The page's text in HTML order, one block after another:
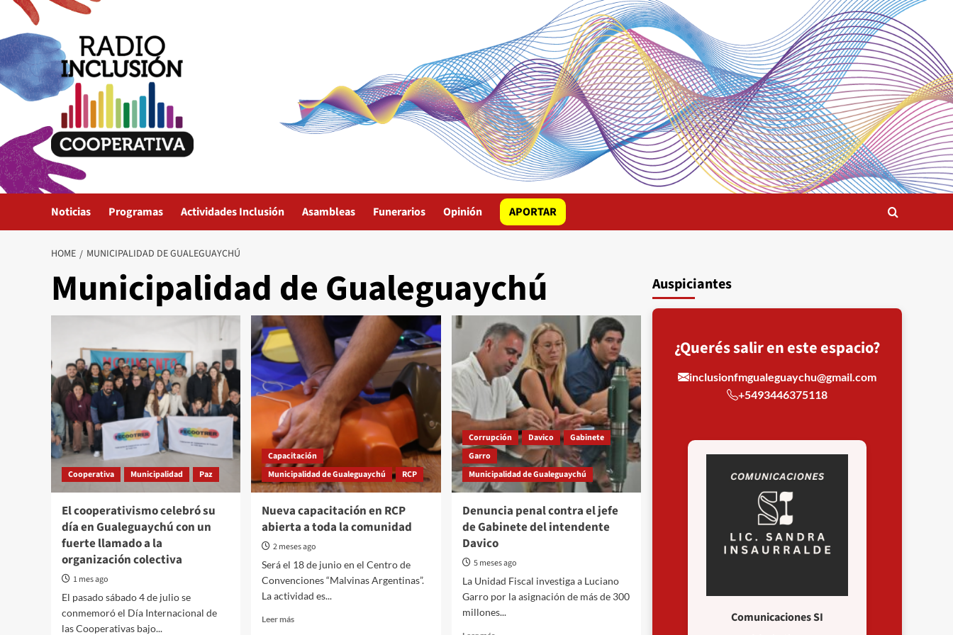
Skip
content
Noticias Programas Actividades Inclusión Asambleas Funerarios Opinión APORTAR
HOME MUNICIPALIDAD DE GUALEGUAYCHÚ
Municipalidad de Gualeguaychú
Cooperativa Municipalidad Paz
El cooperativismo celebró su
día en Gualeguaychú con un
fuerte llamado a la
organización colectiva
1 mes ago
El pasado sábado 4 de julio se
conmemoró el Día Internacional de
las Cooperativas bajo...
Capacitación
Municipalidad de Gualeguaychú
RCP
Nueva capacitación en RCP
abierta a toda la comunidad
2 meses ago
Será el 18 de junio en el Centro de
Convenciones “Malvinas Argentinas”.
La actividad es...
Leer másRead
Corrupción Davico
Gabinete
Garro
Municipalidad de Gualeguaychú
Denuncia penal contra el jefe
de Gabinete del intendente
Davico
5 meses ago
La Unidad Fiscal investiga a Luciano
Garro por la asignación de más de 300
millones...
Auspiciantes
¿Querés salir en este espacio?
inclusionfmgualeguaychu@gmail.com
+5493446375118
Comunicaciones SI